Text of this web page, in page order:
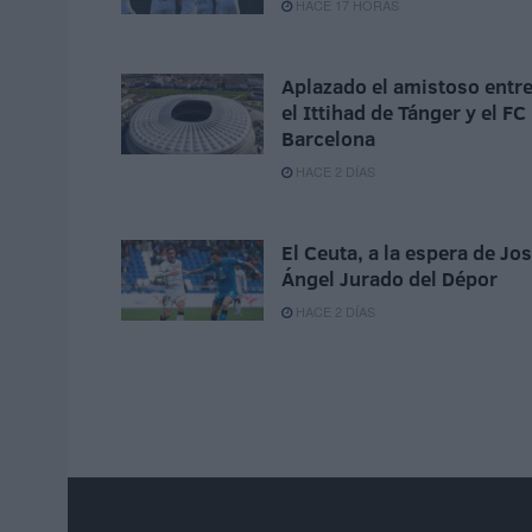
HACE 17 HORAS
Aplazado el amistoso entre
el Ittihad de Tánger y el FC
Barcelona
HACE 2 DÍAS
El Ceuta, a la espera de
Ángel Jurado del Dépor
HACE 2 DÍAS